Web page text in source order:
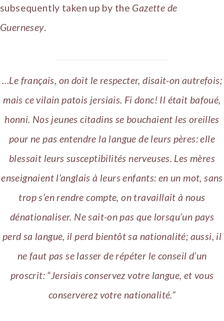
subsequently taken up by the Gazette de
Guernesey.
…Le français, on doit le respecter, disait-on autrefois;
mais ce vilain patois jersiais. Fi donc! Il était bafoué,
honni. Nos jeunes citadins se bouchaient les oreilles
pour ne pas entendre la langue de leurs pères: elle
blessait leurs susceptibilités nerveuses. Les mères
enseignaient l’anglais à leurs enfants: en un mot, sans
trop s’en rendre compte, on travaillait à nous
dénationaliser. Ne sait-on pas que lorsqu’un pays
perd sa langue, il perd bientôt sa nationalité; aussi, il
ne faut pas se lasser de répéter le conseil d’un
proscrit: “Jersiais conservez votre langue, et vous
conserverez votre nationalité.”